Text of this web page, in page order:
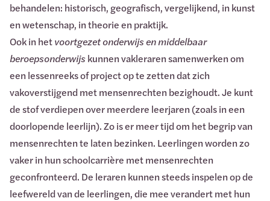
behandelen: historisch, geografisch, vergelijkend, in kunst
en wetenschap, in theorie en praktijk.
Ook in hetvoortgezet onderwijs en middelbaar
beroepsonderwijskunnen vakleraren samenwerken om
een lessenreeks of project op te zetten dat zich
vakoverstijgend met mensenrechten bezighoudt. Je kunt
de stof verdiepen over meerdere leerjaren (zoals in een
doorlopende leerlijn). Zo is er meer tijd om het begrip van
mensenrechten te laten bezinken. Leerlingen worden zo
vaker in hun schoolcarrière met mensenrechten
geconfronteerd. De leraren kunnen steeds inspelen op de
leefwereld van de leerlingen, die mee verandert met hun